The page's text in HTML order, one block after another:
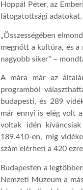
Hoppál Péter, az
látogatottsági adatokat.
„Összességében
megnőtt a kultúra, és a
nagyobb siker” –
A mára már az
programból
budapesti, és 289
már ennyi is elég volt
voltak idén
189.410-en, míg
szám elérheti a 420
Budapesten a
Nemzeti Múzeum a